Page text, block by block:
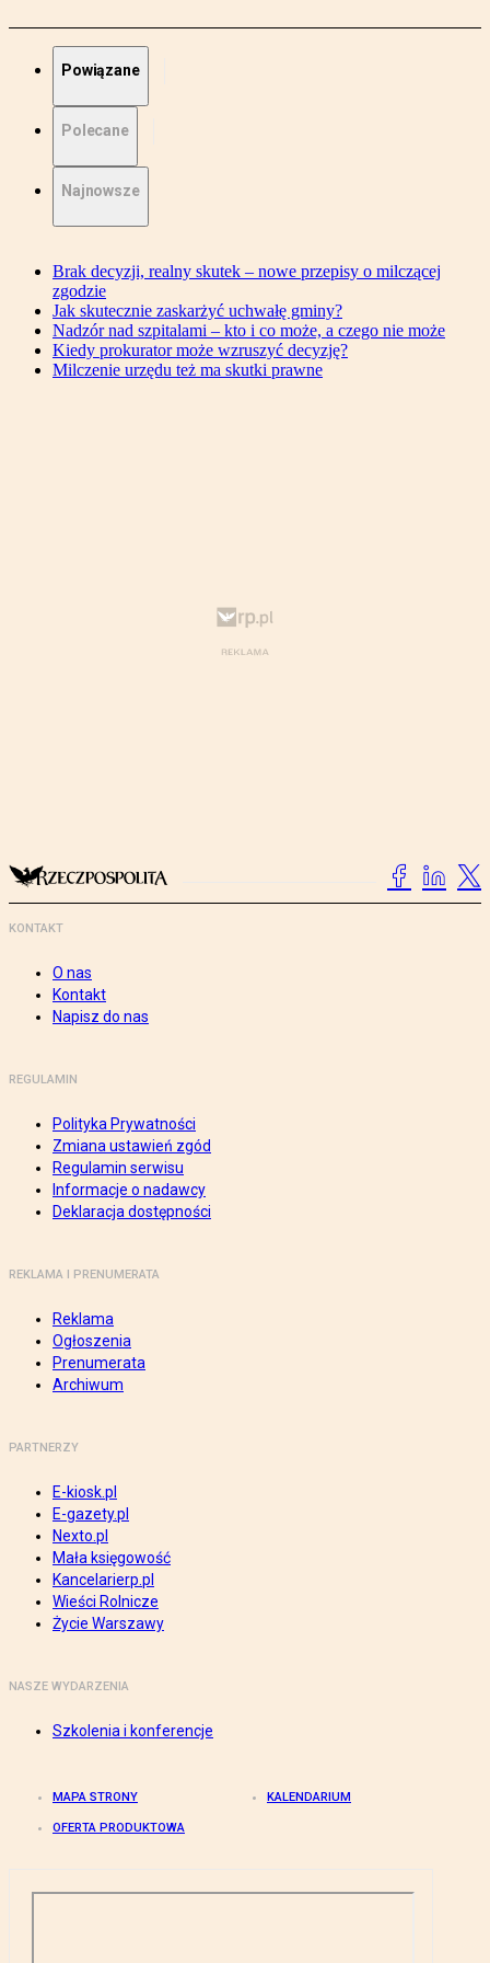
Powiązane
Polecane
Najnowsze
Brak decyzji, realny skutek – nowe przepisy o milczącej
zgodzie
Jak skutecznie zaskarżyć uchwałę gminy?
Nadzór nad szpitalami – kto i co może, a czego nie może
Kiedy prokurator może wzruszyć decyzję?
Milczenie urzędu też ma skutki prawne
KONTAKT
O nas
Kontakt
Napisz do nas
REGULAMIN
Polityka Prywatności
Zmiana ustawień zgód
Regulamin serwisu
Informacje o nadawcy
Deklaracja dostępności
REKLAMA I PRENUMERATA
Reklama
Ogłoszenia
Prenumerata
Archiwum
PARTNERZY
E-kiosk.pl
E-gazety.pl
Nexto.pl
Mała księgowość
Kancelarierp.pl
Wieści Rolnicze
Życie Warszawy
NASZE WYDARZENIA
Szkolenia i konferencje
MAPA STRONY KALENDARIUM
OFERTA PRODUKTOWA